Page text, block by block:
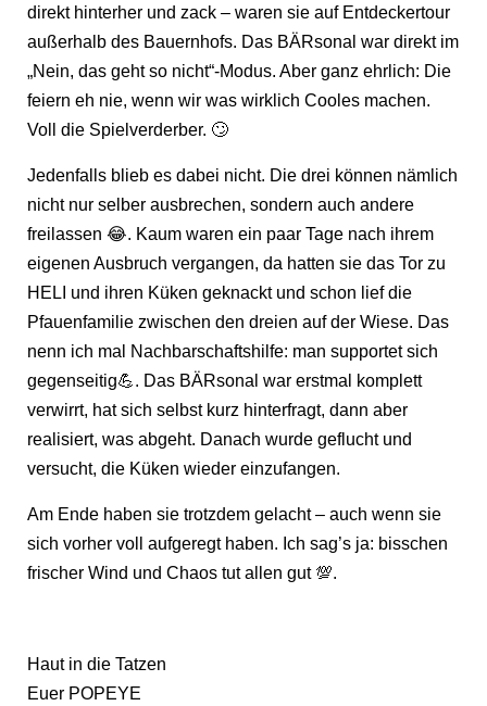
direkt hinterher und zack – waren sie auf Entdeckertour
außerhalb des Bauernhofs. Das BÄRsonal war direkt im
„Nein, das geht so nicht“-Modus. Aber ganz ehrlich: Die
feiern eh nie, wenn wir was wirklich Cooles machen.
Voll die Spielverderber. 🙄
Jedenfalls blieb es dabei nicht. Die drei können nämlich
nicht nur selber ausbrechen, sondern auch andere
freilassen 😂. Kaum waren ein paar Tage nach ihrem
eigenen Ausbruch vergangen, da hatten sie das Tor zu
HELI und ihren Küken geknackt und schon lief die
Pfauenfamilie zwischen den dreien auf der Wiese. Das
nenn ich mal Nachbarschaftshilfe: man supportet sich
gegenseitig💪. Das BÄRsonal war erstmal komplett
verwirrt, hat sich selbst kurz hinterfragt, dann aber
realisiert, was abgeht. Danach wurde geflucht und
versucht, die Küken wieder einzufangen.
Am Ende haben sie trotzdem gelacht – auch wenn sie
sich vorher voll aufgeregt haben. Ich sag’s ja: bisschen
frischer Wind und Chaos tut allen gut 💯.
Haut in die Tatzen
Euer POPEYE